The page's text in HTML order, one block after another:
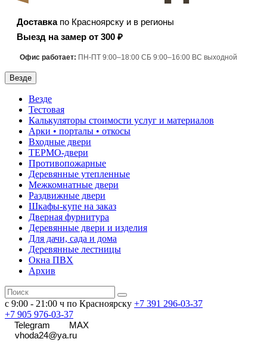
Доставкапо Красноярску и в регионы
Выезд на замер от 300 ₽
Офис работает: ПН-ПТ 9:00–18:00 СБ 9:00–16:00 ВС выходной
Везде
Везде
Тестовая
Калькуляторы стоимости услуг и материалов
Арки • порталы • откосы
Входные двери
ТЕРМО-двери
Противопожарные
Деревянные утепленные
Межкомнатные двери
Раздвижные двери
Шкафы-купе на заказ
Дверная фурнитура
Деревянные двери и изделия
Для дачи, сада и дома
Деревянные лестницы
Окна ПВХ
Архив
с 9:00 - 21:00 ч по Красноярску +7 391 296-03-37
+7 905 976-03-37
Telegram
MAX
vhoda24@ya.ru